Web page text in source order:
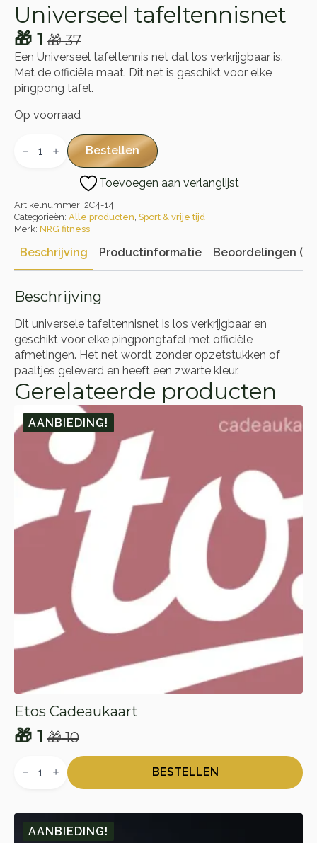
Universeel tafeltennisnet
🎁37
Oorspronkelijke
prijs
was:
🎁 37.
🎁 1
Huidige
prijs
is:
🎁 1.
Een Universeel tafeltennis net dat los verkrijgbaar is.
Met de officiële maat. Dit net is geschikt voor elke
pingpong tafel.
Op voorraad
Universeel
tafeltennisnetBestellen
Toevoegen aan verlanglijst
Artikelnummer: 2C4-14
Categorieën: Alle producten Sport & vrije tijd
Merk: NRG fitness
Beschrijving Productinformatie Beoordelingen (0)
Beschrijving
Dit universele tafeltennisnet is los verkrijgbaar en
geschikt voor elke pingpongtafel met officiële
afmetingen. Het net wordt zonder opzetstukken of
paaltjes geleverd en heeft een zwarte kleur.
Gerelateerde producten
AANBIEDING!
Etos Cadeaukaart
🎁10
Oorspronkelijke
prijs
🎁 10.
🎁 1
Huidige
prijs
🎁 1.
Cadeaukaart
BESTELLEN
AANBIEDING!